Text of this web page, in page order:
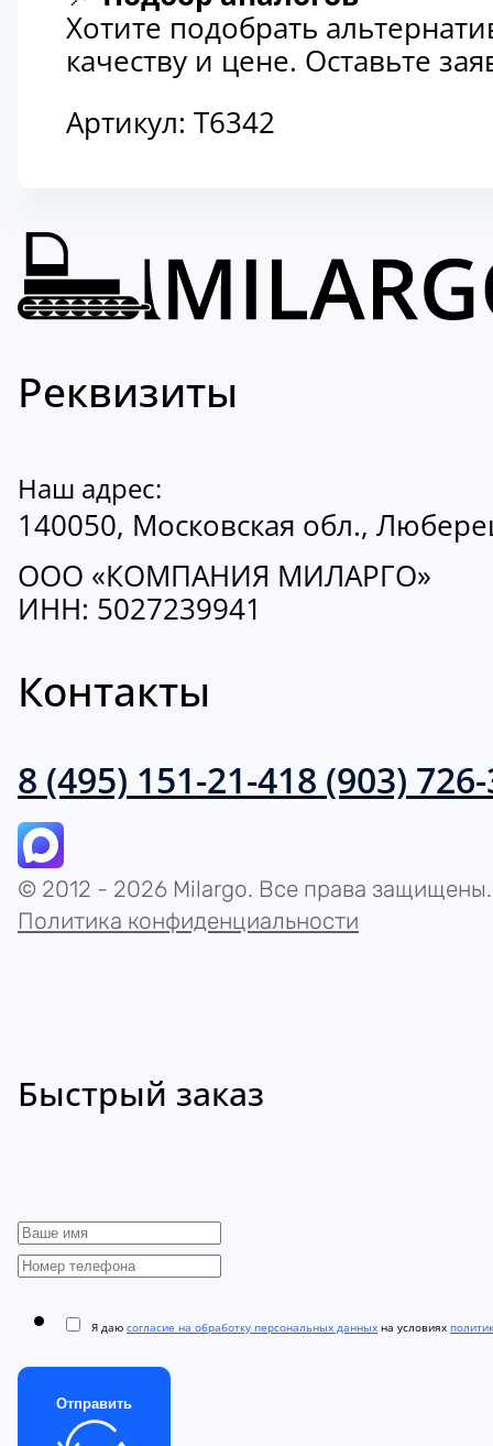
Хотите подобрать
качеству и цене. Оставьте
Артикул: Т6342
Реквизиты
Наш адрес:
140050, Московская обл.,
ООО «КОМПАНИЯ МИЛАРГО»
ИНН: 5027239941
Контакты
8 (495) 151-21-418 (903)
© 2012 - 2026 Milargo. Все права защищены.
Политика конфиденциальности
Быстрый заказ
Я даю согласие на обработку персональных данных на условиях
Отправить